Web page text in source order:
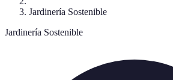
Jardinería Sostenible
Jardinería Sostenible